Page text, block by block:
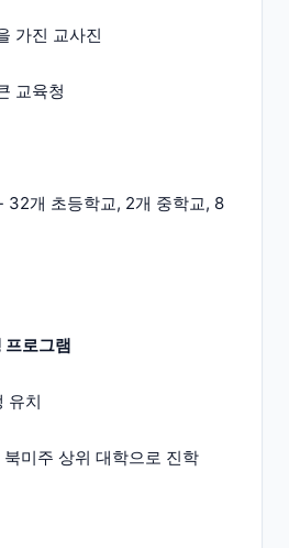
가진 교사진
교육청
32개 초등학교, 2개 중학교, 8
프로그램
유치
미주 상위 대학으로 진학